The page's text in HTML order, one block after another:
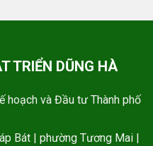
TRIỂN DŨNG HÀ
hoạch và Đầu tư Thành phố
Bát | phường Tương Mai |